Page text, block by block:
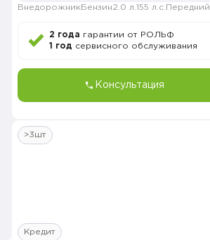
Внедорожник Бензин2.0 л. 155 л.с. Передний
2 года гарантии от РОЛЬФ
1 год сервисного обслуживания
Консультация
>3шт
Кредит